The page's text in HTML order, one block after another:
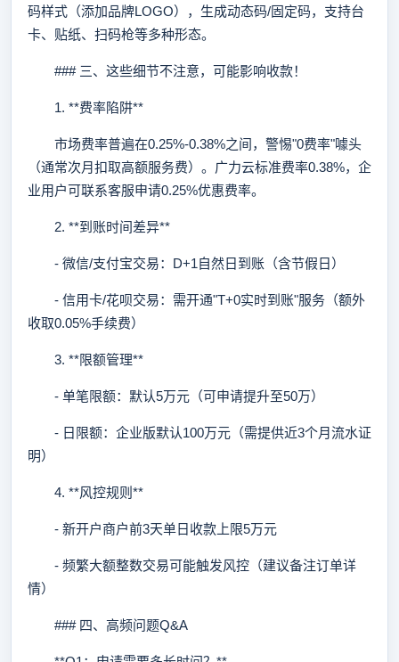
码样式（添加品牌LOGO），生成动态码/固定码，支持台
卡、贴纸、扫码枪等多种形态。
### 三、这些细节不注意，可能影响收款！
1. **费率陷阱**
市场费率普遍在0.25%-0.38%之间，警惕"0费率"噱头
（通常次月扣取高额服务费）。广力云标准费率0.38%，企
业用户可联系客服申请0.25%优惠费率。
2. **到账时间差异**
- 微信/支付宝交易：D+1自然日到账（含节假日）
- 信用卡/花呗交易：需开通"T+0实时到账"服务（额外
收取0.05%手续费）
3. **限额管理**
- 单笔限额：默认5万元（可申请提升至50万）
- 日限额：企业版默认100万元（需提供近3个月流水证
明）
4. **风控规则**
- 新开户商户前3天单日收款上限5万元
- 频繁大额整数交易可能触发风控（建议备注订单详
情）
### 四、高频问题Q&A